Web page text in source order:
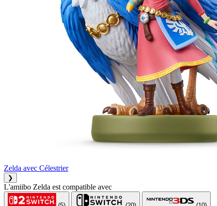
Zelda avec Célestrier
❯
L'amiibo Zelda est compatible avec